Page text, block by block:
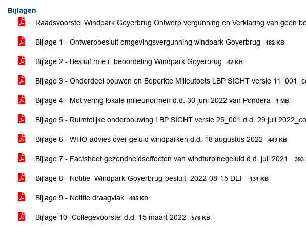
Bijlagen
Raadsvoorstel Windpark Goyerbrug Ontwerp vergunning en Verklaring van geen
Bijlage 1 - Ontwerpbesluit omgevingsvergunning windpark Goyerbrug 182 KB
Bijlage 2 - Besluit m.e.r. beoordeling Windpark Goyerbrug 42 KB
Bijlage 3 - Onderdeel bouwen en Beperkte Milieutoets LBP SIGHT versie
Bijlage 4 - Motivering lokale milieunormen d.d. 30 juni 2022 van Pondera 1 MB
Bijlage 5 - Ruimtelijke onderbouwing LBP SIGHT versie 25_001 d.d. 29 juli
Bijlage 6 - WHO-advies over geluid windparken d.d. 18 augustus 2022 443 KB
Bijlage 7 - Factsheet gezondheidseffecten van windturbinegeluid d.d. juli 2021 393
Bijlage 8 - Notitie_Windpark-Goyerbrug-besluit_2022-08-15 DEF 131 KB
Bijlage 9 - Notitie draagvlak 485 KB
Bijlage 10 -Collegevoorstel d.d. 15 maart 2022 576 KB